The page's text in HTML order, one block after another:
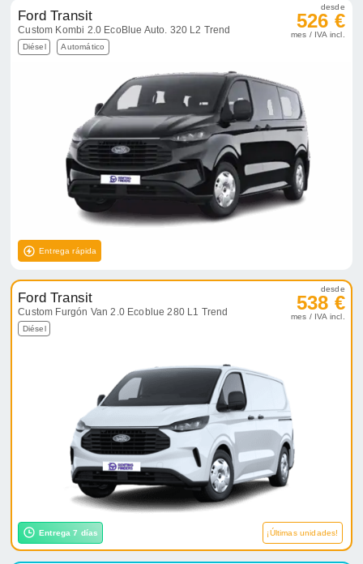
Ford Transit
Custom Kombi 2.0 EcoBlue Auto. 320 L2 Trend
Diésel Automático
desde
526 €
mes / IVA incl.
Entrega rápida
Ford Transit
Custom Furgón Van 2.0 Ecoblue 280 L1 Trend
Diésel
desde
538 €
mes / IVA incl.
Entrega 7 días ¡Últimas unidades!